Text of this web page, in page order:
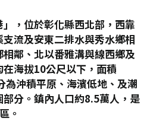
，位於彰化縣西北部，西靠
流及安東二排水與秀水鄉相
鄰、北以番雅溝與線西鄉及
在海拔10公尺以下，面積
為沖積平原、海濱低地、及潮
分。鎮內人口約8.5萬人，是
。